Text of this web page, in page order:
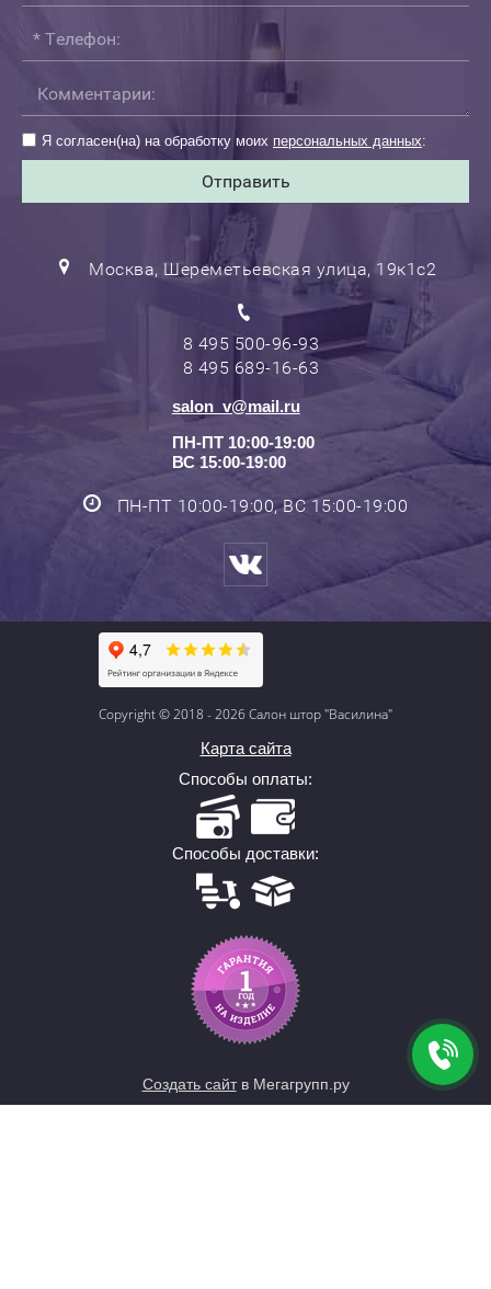
Я согласен(на) на обработку моих персональных данных:
Отправить
Москва, Шереметьевская улица, 19к1с2
8 495 500-96-93
8 495 689-16-63
salon_v@mail.ru
ПН-ПТ 10:00-19:00
ВС 15:00-19:00
ПН-ПТ 10:00-19:00, ВС 15:00-19:00
Copyright © 2018 - 2026 Салон штор "Василина"
Карта сайта
Способы оплаты:
Способы доставки:
Создать сайтв Мегагрупп.ру